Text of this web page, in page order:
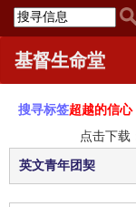
基督生命堂
搜寻标签超越的信心
点击下载
英文青年团契